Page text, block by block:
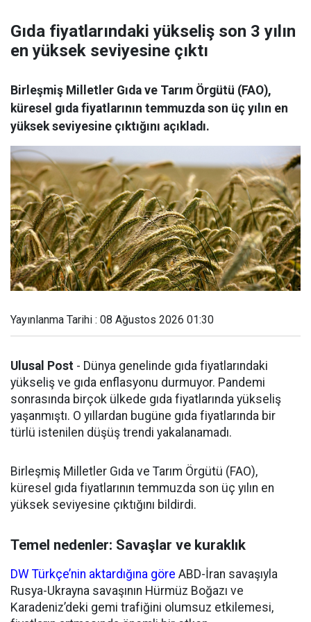
Gıda fiyatlarındaki yükseliş son 3 yılın
en yüksek seviyesine çıktı
Birleşmiş Milletler Gıda ve Tarım Örgütü (FAO),
küresel gıda fiyatlarının temmuzda son üç yılın en
yüksek seviyesine çıktığını açıkladı.
Yayınlanma Tarihi : 08 Ağustos 2026 01:30
Ulusal Post - Dünya genelinde gıda fiyatlarındaki
yükseliş ve gıda enflasyonu durmuyor. Pandemi
sonrasında birçok ülkede gıda fiyatlarında yükseliş
yaşanmıştı. O yıllardan bugüne gıda fiyatlarında bir
türlü istenilen düşüş trendi yakalanamadı.
Birleşmiş Milletler Gıda ve Tarım Örgütü (FAO),
küresel gıda fiyatlarının temmuzda son üç yılın en
yüksek seviyesine çıktığını bildirdi.
Temel nedenler: Savaşlar ve kuraklık
DW Türkçe’nin aktardığına göre ABD-İran savaşıyla
Rusya-Ukrayna savaşının Hürmüz Boğazı ve
Karadeniz’deki gemi trafiğini olumsuz etkilemesi,